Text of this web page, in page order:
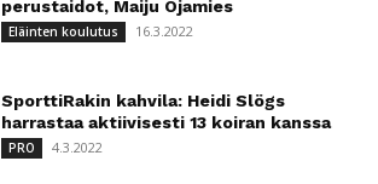
perustaidot, Maiju Ojamies
Eläinten koulutus 16.3.2022
SporttiRakin kahvila: Heidi Slögs
harrastaa aktiivisesti 13 koiran kanssa
PRO 4.3.2022